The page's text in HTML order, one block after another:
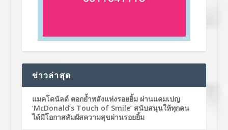
ข่าวล่าสุด
แมคโดนัลด์ ตอกย้ำพลังแห่งรอยยิ้ม ผ่านแคมเปญ
‘McDonald’s Touch of Smile’ สนับสนุนให้ทุกคน
ได้มีโอกาสสัมผัสความสุขผ่านรอยยิ้ม